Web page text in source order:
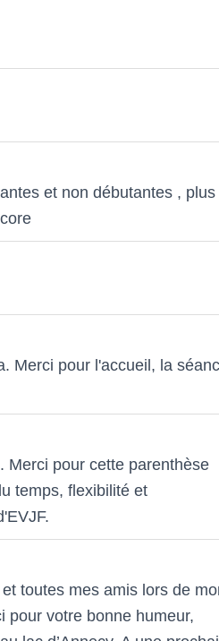
et non débutantes , plus
Merci pour l'accueil, la
Merci pour cette parenthèse
temps, flexibilité et
toutes mes amis lors de
pour votre bonne humeur,